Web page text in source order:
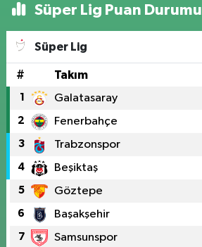
Süper Lig Puan Durumu
Süper Lig
# Takım
1 Galatasaray
2 Fenerbahçe
3 Trabzonspor
4 Beşiktaş
5 Göztepe
6 Başakşehir
7 Samsunspor